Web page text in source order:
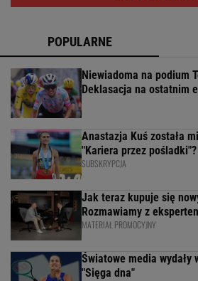
POPULARNE
Niewiadoma na podium
Deklasacja na ostatnim
Anastazja Kuś została
"Kariera przez
SUBSKRYPCJA
Jak teraz kupuje się
Rozmawiamy z
MATERIAŁ PROMOCYJNY
Światowe media
"Sięga dna"